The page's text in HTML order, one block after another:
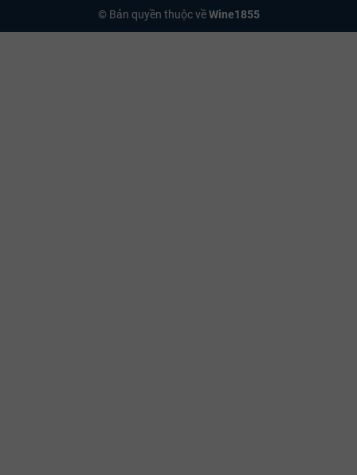
© Bản quyền thuộc vềWine1855